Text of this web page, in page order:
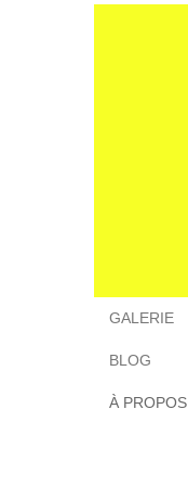
GALERIE
BLOG
À PROPOS